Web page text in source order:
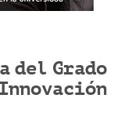
del Grado